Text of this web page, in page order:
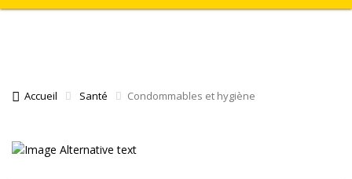
Accueil Santé Condommables et hygiène